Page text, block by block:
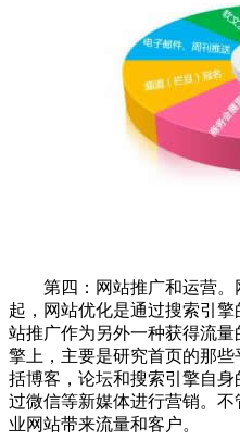
第四：网站推广和运营。
起，网站优化是通过搜索引
站推广作为另外一种获得流量
擎上，主要是研究首页的那
括博客，论坛和搜索引擎自
过微信等新媒体进行营销。
业网站带来流量和客户。